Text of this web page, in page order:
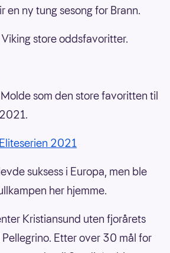
en ny tung sesong for Brann.
store oddsfavoritter.
som den store favoritten til
2021
suksess i Europa, men ble
her hjemme.
Kristiansund uten fjorårets
Etter over 30 mål for